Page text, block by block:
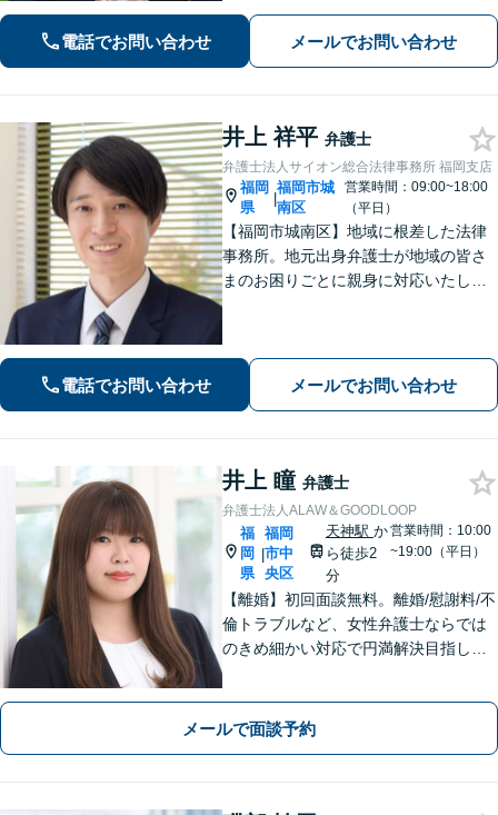
力と交渉力を強みに円満な相続へ。
電話でお問い合わせ メールでお問い合わせ
井上 祥平 弁護士
弁護士法人サイオン総合法律事務所 福岡支店
福岡
県
|
福岡市城
南区
営業時間：09:00~18:00
（平日）
【福岡市城南区】地域に根差した法律
事務所。地元出身弁護士が地域の皆さ
まのお困りごとに親身に対応いたしま
電話でお問い合わせ メールでお問い合わせ
井上 瞳 弁護士
弁護士法人ALAW＆GOODLOOP
福
岡
県
|
福岡
市中
央区
天神駅 か
ら徒歩2
分
営業時間：10:00
~19:00（平日）
【離婚】初回面談無料。離婚/慰謝料/不
倫トラブルなど、女性弁護士ならでは
のきめ細かい対応で円満解決目指しま
務】法人様からの相談実績多数あり！
メールで面談予約